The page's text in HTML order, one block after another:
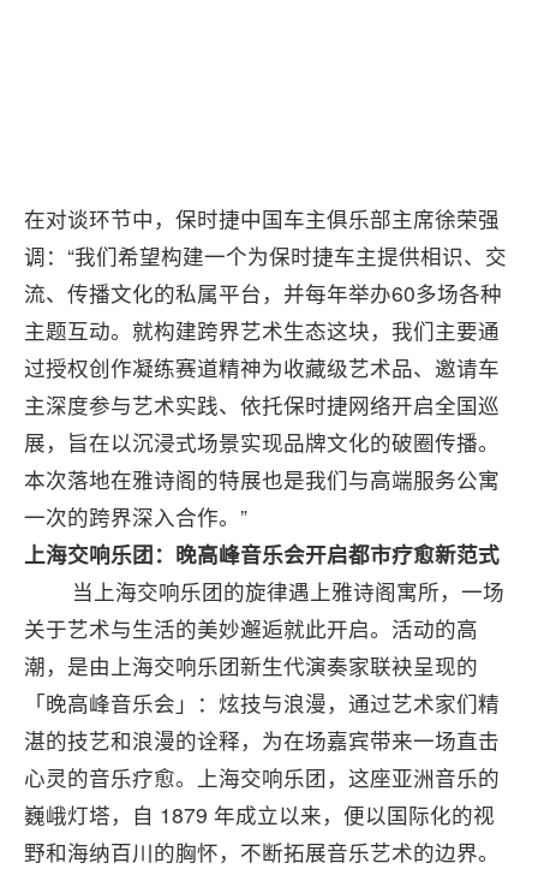
在对谈环节中，保时捷中国车主俱乐部主席徐荣强
调：“我们希望构建一个为保时捷车主提供相识、交
流、传播文化的私属平台，并每年举办60多场各种
主题互动。就构建跨界艺术生态这块，我们主要通
过授权创作凝练赛道精神为收藏级艺术品、邀请车
主深度参与艺术实践、依托保时捷网络开启全国巡
展，旨在以沉浸式场景实现品牌文化的破圈传播。
本次落地在雅诗阁的特展也是我们与高端服务公寓
一次的跨界深入合作。”
上海交响乐团：晚高峰音乐会开启都市疗愈新范式
当上海交响乐团的旋律遇上雅诗阁寓所，一场
关于艺术与生活的美妙邂逅就此开启。活动的高
潮，是由上海交响乐团新生代演奏家联袂呈现的
「晚高峰音乐会」：炫技与浪漫，通过艺术家们精
湛的技艺和浪漫的诠释，为在场嘉宾带来一场直击
心灵的音乐疗愈。上海交响乐团，这座亚洲音乐的
巍峨灯塔，自 1879 年成立以来，便以国际化的视
野和海纳百川的胸怀，不断拓展音乐艺术的边界。